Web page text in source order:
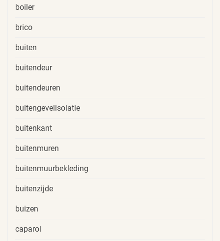
boiler
brico
buiten
buitendeur
buitendeuren
buitengevelisolatie
buitenkant
buitenmuren
buitenmuurbekleding
buitenzijde
buizen
caparol